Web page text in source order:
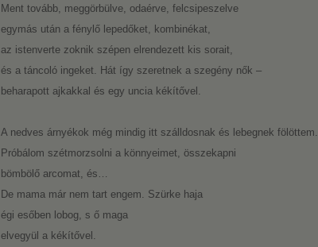
Ment tovább, meggörbülve, odaérve, felcsipeszelve
egymás után a fénylő lepedőket, kombinékat,
az istenverte zoknik szépen elrendezett kis sorait,
és a táncoló ingeket. Hát így szeretnek a szegény nők –
beharapott ajkakkal és egy uncia kékítővel.
A nedves árnyékok még mindig itt szálldosnak és lebegnek fölöttem.
Próbálom szétmorzsolni a könnyeimet, összekapni
bömbölő arcomat, és…
De mama már nem tart engem. Szürke haja
égi esőben lobog, s ő maga
elvegyül a kékítővel.